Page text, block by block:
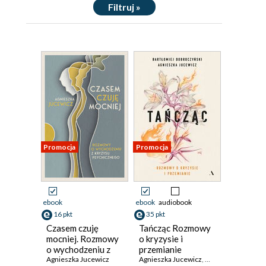
Filtruj »
Promocja
ebook
16 pkt
Czasem czuję
mocniej. Rozmowy
o wychodzeniu z
kryzysu
Agnieszka Jucewicz
Promocja
ebook audiobook
35 pkt
Tańcząc Rozmowy
o kryzysie i
przemianie
Agnieszka Jucewicz, Bartłomiej